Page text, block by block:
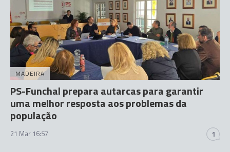
MADEIRA
PS-Funchal prepara autarcas para garantir
uma melhor resposta aos problemas da
população
21 Mar 16:57 1